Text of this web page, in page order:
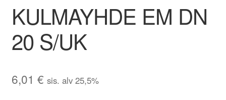
KULMAYHDE EM DN
20 S/UK
6,01 € sis. alv 25,5%